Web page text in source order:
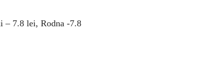
– 7.8 lei, Rodna -7.8